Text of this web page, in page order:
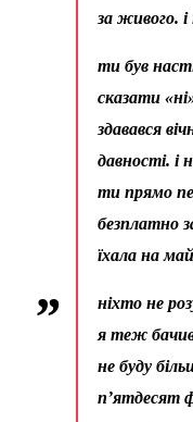
за живого.
ти був
сказати
здавався
давності. і
ти прямо
безплатно
їхала на
ніхто не
я теж
не буду
п’ятдесят